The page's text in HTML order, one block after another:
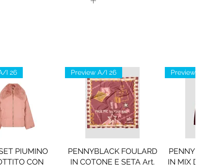
I 26
PIUMINO
CON
Preview A/I 26
PENNYBLACK FOULARD
IN COTONE E SETA Art.
Preview A/
IN MIX DI